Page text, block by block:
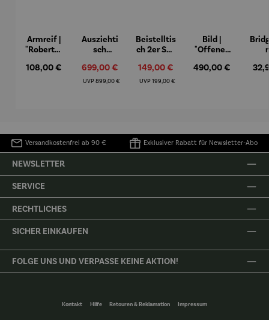
Armreif |
"Roberta"
Mütz
Regulärer Preis:
108,00 €
Ausziehti
sch
m – Valor
Verkaufspreis:
699,00 €
UVP Regulärer Preis:
899,00 €
Beistelltis
ch 2er Set
Verkaufspreis:
149,00 €
UVPRegulärer Preis:
199,00 €
Bild |
"Offenes
Collioure"
Regulärer Preis:
490,00 €
Versandkostenfrei ab 90 € Exklusiver Rabatt für Newsletter-Abo
NEWSLETTER
SERVICE
RECHTLICHES
SICHER EINKAUFEN
FOLGE UNS UND VERPASSE KEINE AKTION!
Kontakt Hilfe Retouren & Reklamation Impressum